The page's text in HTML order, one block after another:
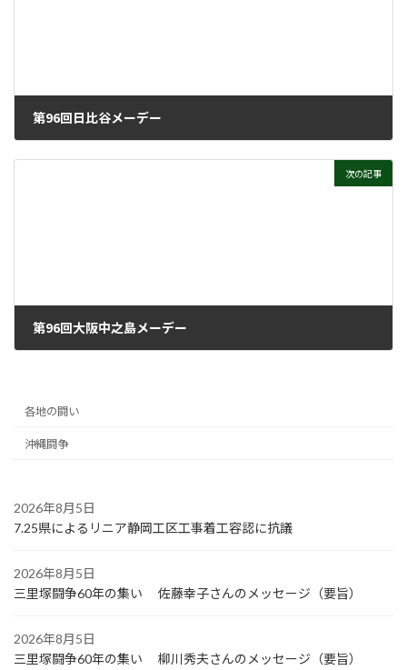
第96回日比谷メーデー
次の記事
第96回大阪中之島メーデー
各地の闘い
沖縄闘争
2026年8月5日
7.25県によるリニア静岡工区工事着工容認に抗議
2026年8月5日
三里塚闘争60年の集い 佐藤幸子さんのメッセージ（要旨）
2026年8月5日
三里塚闘争60年の集い 柳川秀夫さんのメッセージ（要旨）